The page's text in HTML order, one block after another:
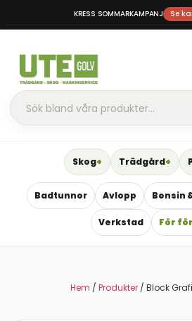
KRESS SOMMARKAMPANJ Se
Skog Trädgård
Badtunnor Avlopp Bensin
Verkstad För
Hem / Produkter / Block